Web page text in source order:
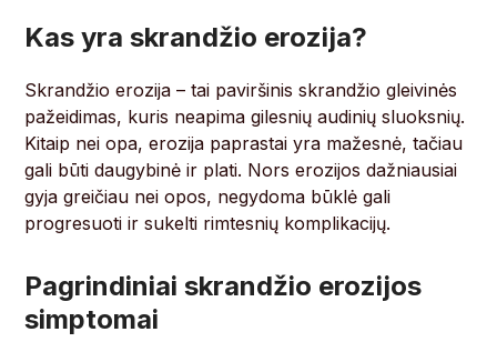
Kas yra skrandžio erozija?
Skrandžio erozija – tai paviršinis skrandžio gleivinės
pažeidimas, kuris neapima gilesnių audinių sluoksnių.
Kitaip nei opa, erozija paprastai yra mažesnė, tačiau
gali būti daugybinė ir plati. Nors erozijos dažniausiai
gyja greičiau nei opos, negydoma būklė gali
progresuoti ir sukelti rimtesnių komplikacijų.
Pagrindiniai skrandžio erozijos
simptomai